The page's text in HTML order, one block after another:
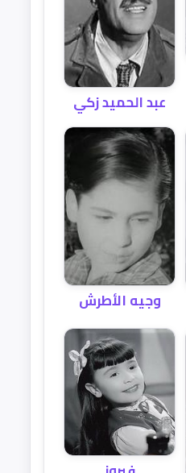
عبد الحميد زكي
وجيه الأطرش